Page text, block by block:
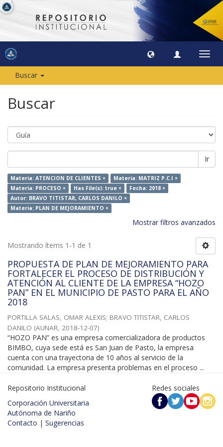
Buscar
Buscar
Ir
Materia: ATENCION DE CLIENTES ×
Materia: MATRIZ P.C.I ×
Materia: PROCESO ×
Has File(s): true ×
Fecha: 2018 ×
Autor: BRAVO TITISTAR, CARLOS DANILO ×
Materia: PLAN DE MEJORAMIENTO ×
Mostrar filtros avanzados
Mostrando ítems 1-1 de 1
PROPUESTA DE PLAN DE MEJORAMIENTO PARA
FORTALECER EL PROCESO DE DISTRIBUCIÓN Y
ATENCIÓN AL CLIENTE DE LA EMPRESA “HOZO
PAN” EN EL MUNICIPIO DE PASTO PARA EL AÑO
2018
PORTILLA SALAS, OMAR ALEXIS; BRAVO TITISTAR, CARLOS
DANILO (AUNAR, 2018-12-07)
“HOZO PAN” es una empresa comercializadora de productos
BIMBO, cuya sede está es San Juan de Pasto, la empresa
cuenta con una trayectoria de 10 años al servicio de la
comunidad. La empresa presenta problemas en el proceso ...
Repositorio Institucional
Corporación Universitaria
Autónoma de Nariño
Contacto | Sugerencias
Redes sociales